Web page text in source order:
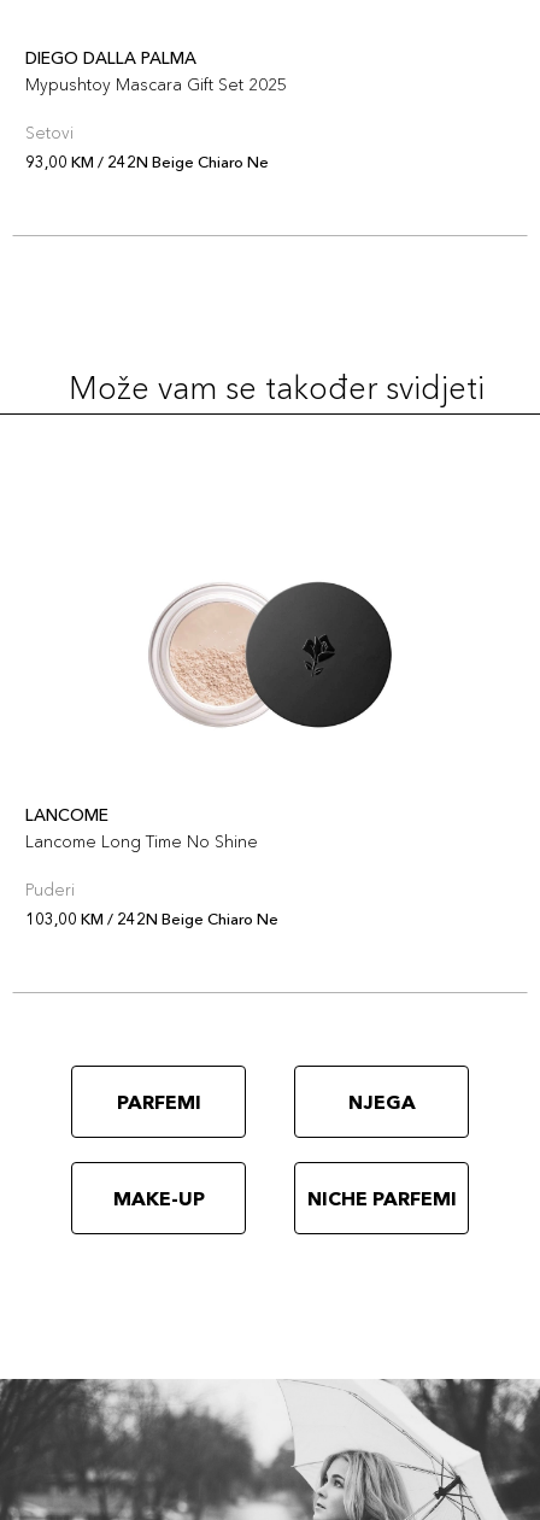
DIEGO DALLA PALMA
Mypushtoy Mascara Gift Set 2025
Setovi
93,00 KM / 242N Beige Chiaro Ne
Može vam se također svidjeti
LANCOME
Lancome Long Time No Shine
Puderi
103,00 KM / 242N Beige Chiaro Ne
PARFEMI NJEGA
MAKE-UP NICHE PARFEMI